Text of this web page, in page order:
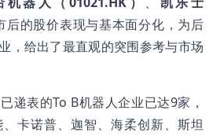
后的股价表现与基本面分化，为后
，给出了最直观的突围参考与市场
递表的To B机器人企业已达9家，
卡诺普、迦智、海柔创新、斯坦